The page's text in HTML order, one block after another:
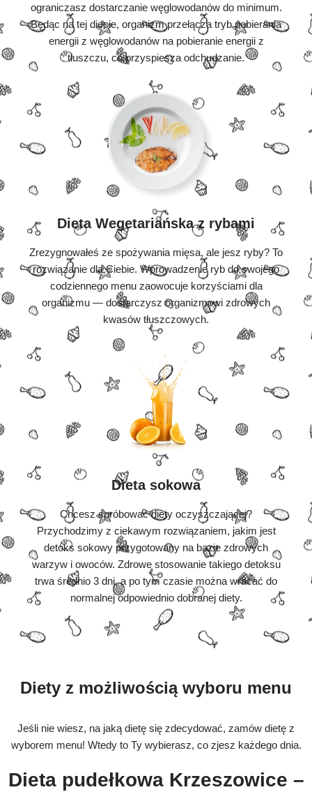
ograniczasz dostarczanie węglowodanów do minimum.
Będąc na tej diecie, organizm przełącza tryb pobierania
energii z węglowodanów na pobieranie energii z
tłuszczu, co przyspiesza odchudzanie.
Dieta Wegetariańska z rybami
Zrezygnowałeś ze spożywania mięsa, ale jesz ryby? To
rozwiązanie dla Ciebie. Wprowadzenie ryb do swojego
codziennego menu zaowocuje korzyściami dla
organizmu — dostarczysz organizmowi zdrowych
kwasów tłuszczowych.
Dieta sokowa
Chcesz spróbować diety oczyszczającej?
Przychodzimy z ciekawym rozwiązaniem, jakim jest
detoks sokowy przygotowany na bazie zdrowych
warzyw i owoców. Zdrowe stosowanie takiego detoksu
trwa średnio 3 dni, a po tym czasie można wracać do
normalnej odpowiednio dobranej diety.
Diety z możliwością wyboru menu
Jeśli nie wiesz, na jaką dietę się zdecydować, zamów dietę z
wyborem menu! Wtedy to Ty wybierasz, co zjesz każdego dnia.
Dieta pudełkowa Krzeszowice –